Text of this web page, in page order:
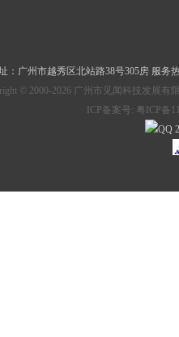
： 广州市越秀区北站路38号305房 服务
© 2000-2026 广州市见闻科技发展
ICP备案号: 粤ICP备